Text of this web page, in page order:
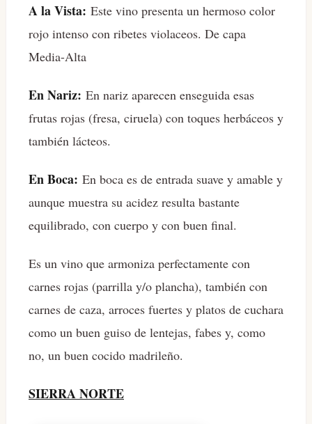
A la Vista: Este vino presenta un hermoso color
rojo intenso con ribetes violaceos. De capa
Media-Alta
En Nariz: En nariz aparecen enseguida esas
frutas rojas (fresa, ciruela) con toques herbáceos y
también lácteos.
En Boca: En boca es de entrada suave y amable y
aunque muestra su acidez resulta bastante
equilibrado, con cuerpo y con buen final.
Es un vino que armoniza perfectamente con
carnes rojas (parrilla y/o plancha), también con
carnes de caza, arroces fuertes y platos de cuchara
como un buen guiso de lentejas, fabes y, como
no, un buen cocido madrileño.
SIERRA NORTE